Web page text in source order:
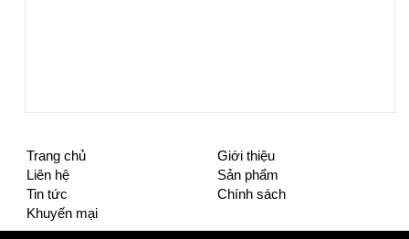
Trang chủ
Giới thiệu
Liên hệ
Sản phẩm
Tin tức
Chính sách
Khuyến mại